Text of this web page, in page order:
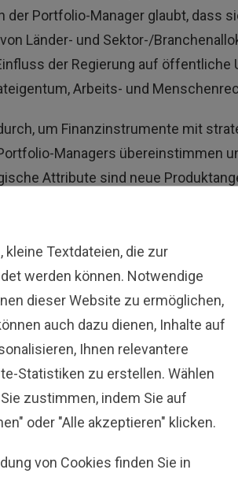
Portfolio-Manager glaubt, dass
Länder- und Sektor-/
der Regierung auf öffentliche
Arbeits- und
um Finanzinstrumente mit
Managers übereinstimmen
Attribute sind neue
und die Fähigkeit zur
und Bewertung einer Reihe von
die von ESG-Trends profitieren
unter anderem die Konzentration
um Menschen- oder Ar-
sich ändernde
Länder und Wirtschaftssektoren
können, wobei der
Textdateien, die zur
werden können. Notwendige
dieser Website zu ermöglichen,
auch dazu dienen, Inhalte auf
Ihnen relevantere
Statistiken zu erstellen. Wählen
zustimmen, indem Sie auf
oder "Alle akzeptieren" klicken.
von Cookies finden Sie in